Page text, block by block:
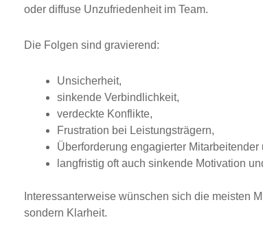
oder diffuse Unzufriedenheit im Team.
Die Folgen sind gravierend:
Unsicherheit,
sinkende Verbindlichkeit,
verdeckte Konflikte,
Frustration bei Leistungsträgern,
Überforderung engagierter Mitarbeitender
langfristig oft auch sinkende Motivation
Interessanterweise wünschen sich die meisten
sondern Klarheit.